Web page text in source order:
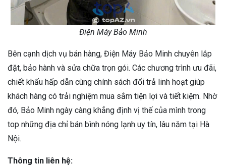
Điện Máy Bảo Minh
Bên cạnh dịch vụ bán hàng, Điện Máy Bảo Minh chuyên lắp
đặt, bảo hành và sửa chữa trọn gói. Các chương trình ưu đãi,
chiết khấu hấp dẫn cùng chính sách đổi trả linh hoạt giúp
khách hàng có trải nghiệm mua sắm tiện lợi và tiết kiệm. Nhờ
đó, Bảo Minh ngày càng khẳng định vị thế của mình trong
top những địa chỉ bán bình nóng lạnh uy tín, lâu năm tại Hà
Nội.
Thông tin liên hệ: